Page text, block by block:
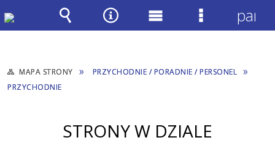
MAPA STRONY
PRZYCHODNIE / PORADNIE / PERSONEL
PRZYCHODNIE
STRONY W DZIALE
Wyszukiwarka
Narzędzia
Menu Menu
panel